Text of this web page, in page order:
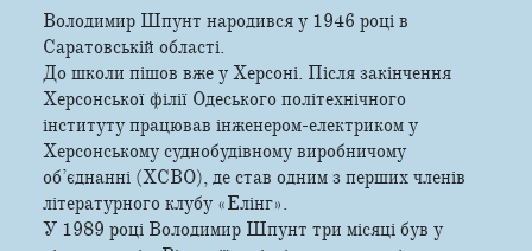
Володимир Шпунт народився у 1946 році в
Саратовській області.
До школи пішов вже у Херсоні. Після закінчення
Херсонської філії Одеського політехнічного
інституту працював інженером-електриком у
Херсонському суднобудівному виробничому
об’єднанні (ХСВО), де став одним з перших членів
літературного клубу «Елінг».
У 1989 році Володимир Шпунт три місяці був у